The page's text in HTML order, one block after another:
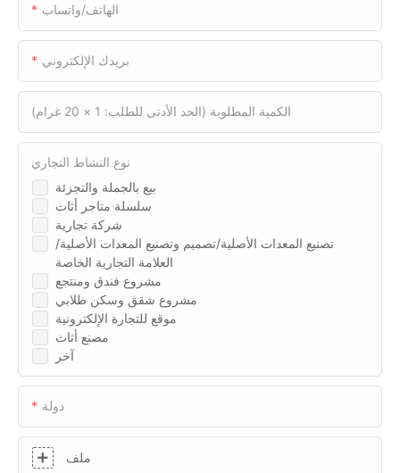
الهاتف/واتساب
بريدك الإلكتروني
الكمية المطلوبة (الحد الأدنى للطلب: 1 × 20 غرام)
بيع بالجملة والتجزئة
سلسلة متاجر أثاث
شركة تجارية
تصنيع المعدات الأصلية/تصميم وتصنيع المعدات الأصلية/
العلامة التجارية الخاصة
مشروع فندق ومنتجع
مشروع شقق وسكن طلابي
موقع للتجارة الإلكترونية
مصنع أثاث
آخر
نوع النشاط التجاري
دولة
ملف